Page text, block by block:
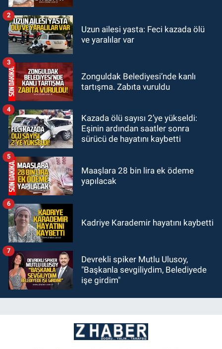
GÜNDEM
22:119 yaşındaki Burak Keskintığ
21:50Yoldan çıktı karşı şeride
fırladı: Çok sayıda yaralı var
21:38Ercüment Ünal'dan acık
haber geldi: Ameliyata dayanamadı
21:12Yönetim kulübü önce borç
GÜNDEM
20:56Otomobilin çarptığı yaşlı
adam hayatını kaybetti
Uzun ailesi yasta: Feci kazada ölü
ve yaralılar var
2
Zonguldak Belediyesi’nde kanlı
tartışma. Zabıta vuruldu
3
Kazada ölü sayısı 2’ye yükseldi:
Eşinin ardından saatler sonra
sürücü de hayatını kaybetti
4
Maaşlara 28 bin lira ek ödeme
yapılacak
5
Kadriye Karademir hayatını kaybetti
6
Devrekli spiker Mutlu Ulusoy,
"Başkanla sevgiliydim, Belediyede
işe girdim"
7